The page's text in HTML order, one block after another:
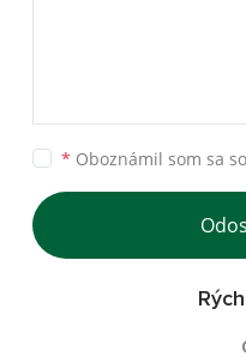
* Oboznámil som sa so